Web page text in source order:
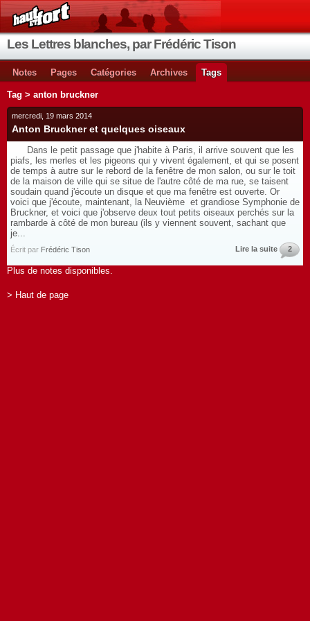
Les Lettres blanches, par Frédéric Tison
Notes Pages Catégories Archives Tags
Tag > anton bruckner
mercredi, 19 mars 2014
Anton Bruckner et quelques oiseaux
Dans le petit passage que j'habite à Paris, il arrive souvent que les
piafs, les merles et les pigeons qui y vivent également, et qui se posent
de temps à autre sur le rebord de la fenêtre de mon salon, ou sur le toit
de la maison de ville qui se situe de l'autre côté de ma rue, se taisent
soudain quand j'écoute un disque et que ma fenêtre est ouverte. Or
voici que j'écoute, maintenant, la Neuvième et grandiose Symphonie de
Bruckner, et voici que j'observe deux tout petits oiseaux perchés sur la
rambarde à côté de mon bureau (ils y viennent souvent, sachant que
je...
Écrit par Frédéric Tison Lire la suite 2
Plus de notes disponibles.
> Haut de page